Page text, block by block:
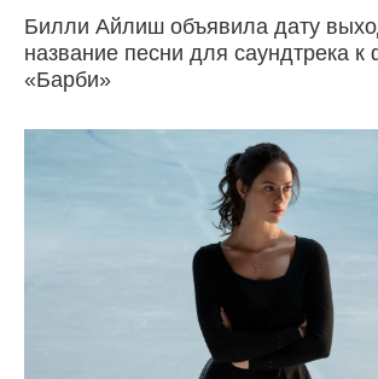
Билли Айлиш объявила дату
название песни для саундтрека
«Барби»